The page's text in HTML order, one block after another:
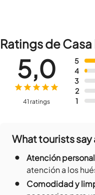
Ratings de
5
4
3
2
1
5,0
41 ratings
What tourists
• Atención
atención a los
• Comodidad y